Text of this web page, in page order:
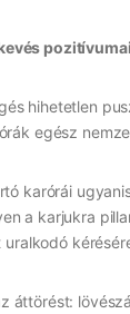
hihetetlen
egész
karórái
a karjukra
áttörést: